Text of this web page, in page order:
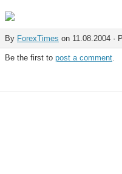
By ForexTimes on 11.08.2004 ·
Be the first to post a comment.